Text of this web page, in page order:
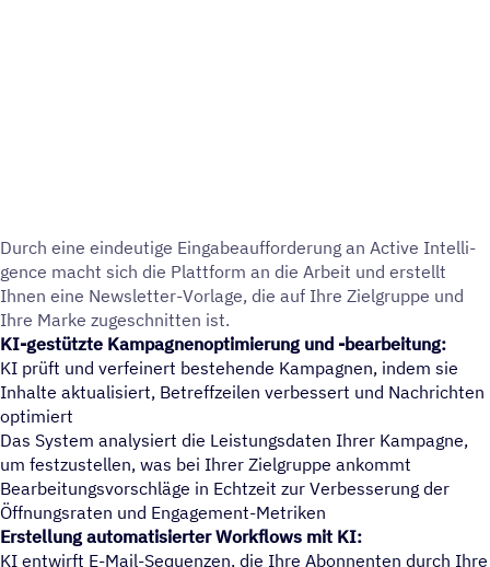
Durch eine eindeu­tige Einga­be­auf­for­de­rung an Active Intel­li­
gence macht sich die Platt­form an die Arbeit und erstellt
Ihnen eine News­let­ter-Vorlage, die auf Ihre Ziel­gruppe und
Ihre Marke zugeschnitten ist.
KI-gestützte Kampagnenoptimierung und -bearbeitung:
KI prüft und verfeinert bestehende Kampagnen, indem sie
Inhalte aktualisiert, Betreffzeilen verbessert und Nachrichten
optimiert
Das System analysiert die Leistungsdaten Ihrer Kampagne,
um festzustellen, was bei Ihrer Zielgruppe ankommt
Bearbeitungsvorschläge in Echtzeit zur Verbesserung der
Öffnungsraten und Engagement-Metriken
Erstellung automatisierter Workflows mit KI:
KI entwirft E-Mail-Sequenzen, die Ihre Abonnenten durch Ihre